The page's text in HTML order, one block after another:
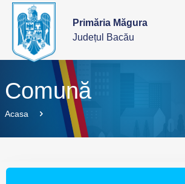
Primăria Măgura
Județul Bacău
Comună
Acasa